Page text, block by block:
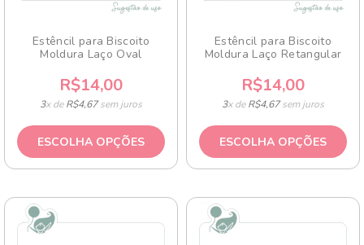
Estêncil para Biscoito
Moldura Laço Oval
R$14,00
3x deR$4,67sem juros
ESCOLHA OPÇÕES
Estêncil para Biscoito
Moldura Laço Retangular
R$14,00
3x deR$4,67sem juros
ESCOLHA OPÇÕES